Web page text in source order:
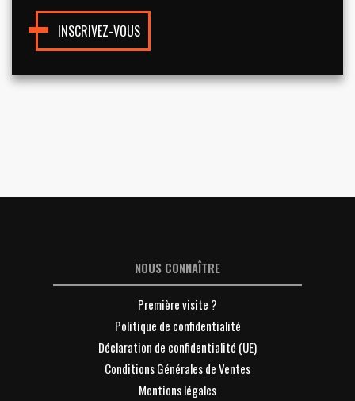
INSCRIVEZ-VOUS
NOUS CONNAÎTRE
Première visite ?
Politique de confidentialité
Déclaration de confidentialité (UE)
Conditions Générales de Ventes
Mentions légales